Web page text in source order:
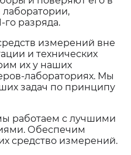
разряда.
измерений вне
и технических
их у наших
лабораториях. Мы
задач по принципу
работаем с лучшими
Обеспечим
средство измерений.